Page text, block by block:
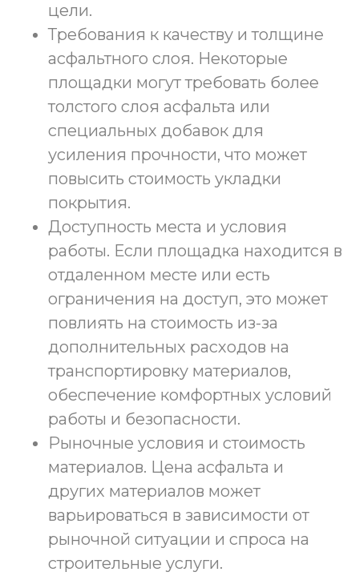
цели.
Требования к качеству и толщине
асфальтного слоя. Некоторые
площадки могут требовать более
толстого слоя асфальта или
специальных добавок для
усиления прочности, что может
повысить стоимость укладки
покрытия.
Доступность места и условия
работы. Если площадка находится в
отдаленном месте или есть
ограничения на доступ, это может
повлиять на стоимость из-за
дополнительных расходов на
транспортировку материалов,
обеспечение комфортных условий
работы и безопасности.
Рыночные условия и стоимость
материалов. Цена асфальта и
других материалов может
варьироваться в зависимости от
рыночной ситуации и спроса на
строительные услуги.